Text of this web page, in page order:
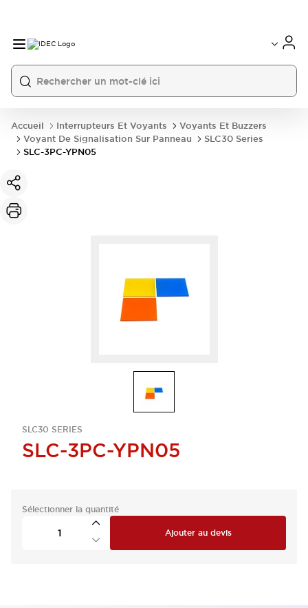
Accueil Interrupteurs Et Voyants
Voyants Et Buzzers
Voyant De Signalisation Sur Panneau
SLC30 Series
SLC-3PC-YPN05
SLC30 SERIES
SLC-3PC-YPN05
Sélectionner la quantité
Ajouter au devis